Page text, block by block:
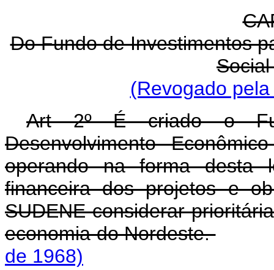
Do Fundo de Investimentos
(Revogado
Art 2º É criado o
Desenvolvimento
operando na forma desta
financeira dos projetos e
SUDENE considerar
economia do Nordeste.
de 1968)